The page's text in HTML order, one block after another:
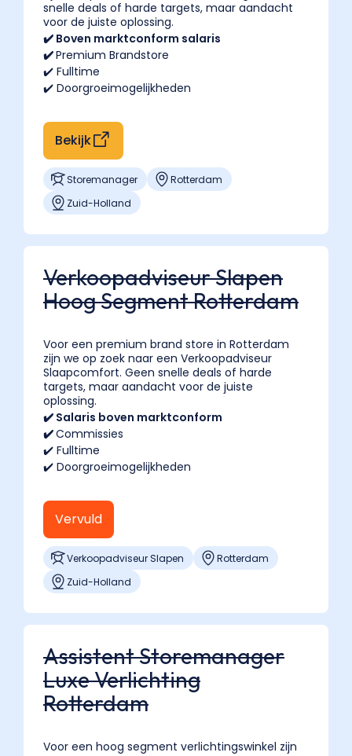
snelle deals of harde targets, maar aandacht
voor de juiste oplossing.
✔️ Boven marktconform salaris
✔️Premium Brandstore
✔️ Fulltime
✔️ Doorgroeimogelijkheden
Storemanager
Rotterdam
Zuid-Holland
Bekijk
Verkoopadviseur Slapen
Hoog Segment Rotterdam
Voor een premium brand store in Rotterdam
zijn we op zoek naar een Verkoopadviseur
Slaapcomfort. Geen snelle deals of harde
targets, maar aandacht voor de juiste
oplossing.
✔️ Salaris boven marktconform
✔️Commissies
✔️ Fulltime
✔️ Doorgroeimogelijkheden
Verkoopadviseur Slapen
Rotterdam
Zuid-Holland
Vervuld
Assistent Storemanager
Luxe Verlichting
Rotterdam
Voor een hoog segment verlichtingswinkel zijn